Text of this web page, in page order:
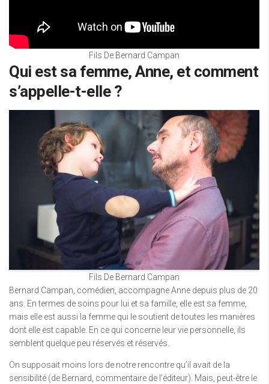
Fils De Bernard Campan
Qui est sa femme, Anne, et comment
s’appelle-t-elle ?
Fils De Bernard Campan
Bernard Campan, comédien, accompagne Anne depuis plus de 20
ans. En termes de soins pour lui et sa famille, elle est sa femme,
mais elle est aussi la femme qui le soutient de toutes les manières
dont elle est capable. En ce qui concerne leur vie personnelle, ils
semblent quelque peu réservés et réservés.
On supposait moins lors de notre rencontre qu’il avait de la
sensibilité (de Bernard, commentaire de l’éditeur). Mais, peut-être le